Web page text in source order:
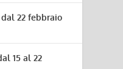
22 febbraio
15 al 22